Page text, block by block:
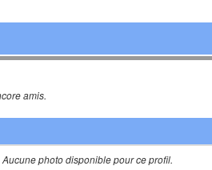
amis.
Aucune photo disponible pour ce profil.